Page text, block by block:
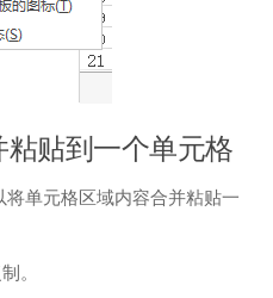
贴到一个单元格
单元格区域内容合并粘贴一
。